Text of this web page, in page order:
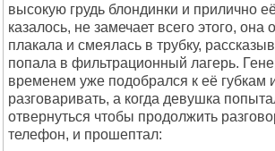
высокую грудь блондинки и прилично
казалось, не замечает всего этого,
плакала и смеялась в трубку,
попала в фильтрационный лагерь.
временем уже подобрался к её губкам
разговаривать, а когда девушка
отвернуться чтобы продолжить
телефон, и прошептал: